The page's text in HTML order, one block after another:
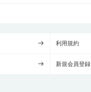
利用規約
新規会員登録